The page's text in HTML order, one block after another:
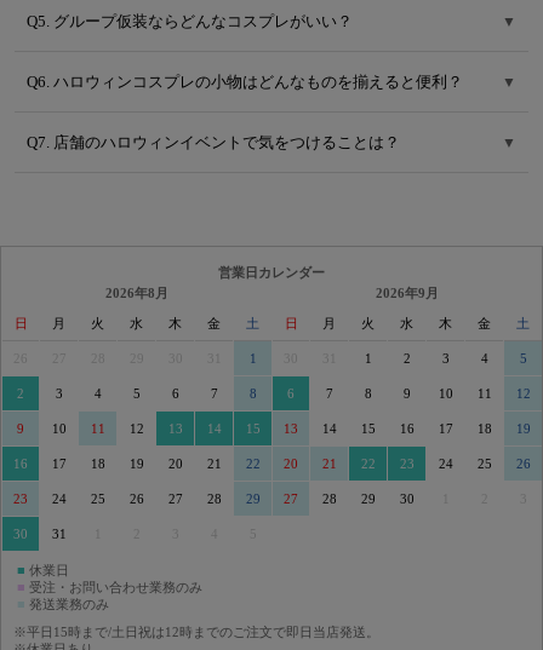
Q5. グループ仮装ならどんなコスプレがいい？ ▼
Q6. ハロウィンコスプレの小物はどんなものを揃えると便利？ ▼
Q7. 店舗のハロウィンイベントで気をつけることは？ ▼
営業日カレンダー
2026年8月
日 月 火 水 木 金 土
1
2 3 4 5 6 7 8
9 10 11 12 13 14 15
16 17 18 19 20 21 22
23 24 25 26 27 28 29
30 31 5
2026年9月
日 月 火 水 木 金 土
1 2 3 4 5
6 7 8 9 10 11 12
13 14 15 16 17 18 19
20 21 22 23 24 25 26
27 28 29 30
■ 休業日
■ 受注・お問い合わせ業務のみ
■ 発送業務のみ
※平日15時まで/土日祝は12時までのご注文で即日当店発送。